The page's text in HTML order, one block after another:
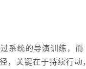
系统的导演训练，而
关键在于持续行动，